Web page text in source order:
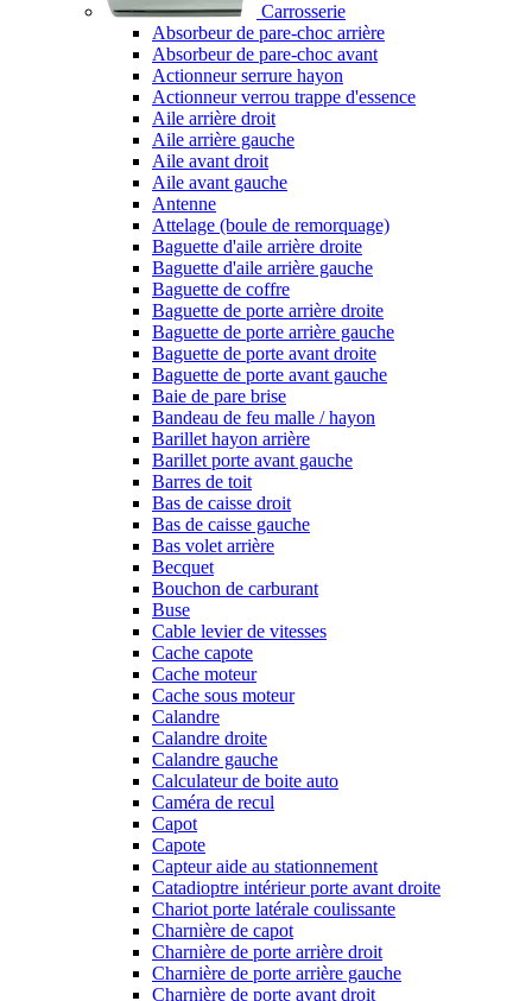
Carrosserie
Absorbeur de pare-choc arrière
Absorbeur de pare-choc avant
Actionneur serrure hayon
Actionneur verrou trappe d'essence
Aile arrière droit
Aile arrière gauche
Aile avant droit
Aile avant gauche
Antenne
Attelage (boule de remorquage)
Baguette d'aile arrière droite
Baguette d'aile arrière gauche
Baguette de coffre
Baguette de porte arrière droite
Baguette de porte arrière gauche
Baguette de porte avant droite
Baguette de porte avant gauche
Baie de pare brise
Bandeau de feu malle / hayon
Barillet hayon arrière
Barillet porte avant gauche
Barres de toit
Bas de caisse droit
Bas de caisse gauche
Bas volet arrière
Becquet
Bouchon de carburant
Buse
Cable levier de vitesses
Cache capote
Cache moteur
Cache sous moteur
Calandre
Calandre droite
Calandre gauche
Calculateur de boite auto
Caméra de recul
Capot
Capote
Capteur aide au stationnement
Catadioptre intérieur porte avant droite
Chariot porte latérale coulissante
Charnière de capot
Charnière de porte arrière droit
Charnière de porte arrière gauche
Charnière de porte avant droit